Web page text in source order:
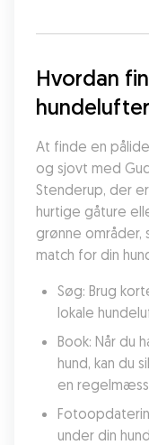
Hvordan
At finde en
og sjovt med
Stenderup, der
hurtige gåture
grønne
match for din
Søg: Brug
lokale
Book: Når du
hund, kan du
en
under din